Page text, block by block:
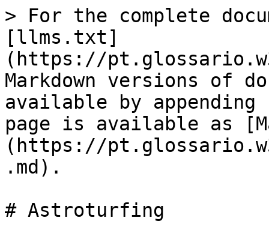
> For the complete
[llms.txt]
(https://
Markdown versions of
available by
page is available as
(https://
.md).
# Astroturfing